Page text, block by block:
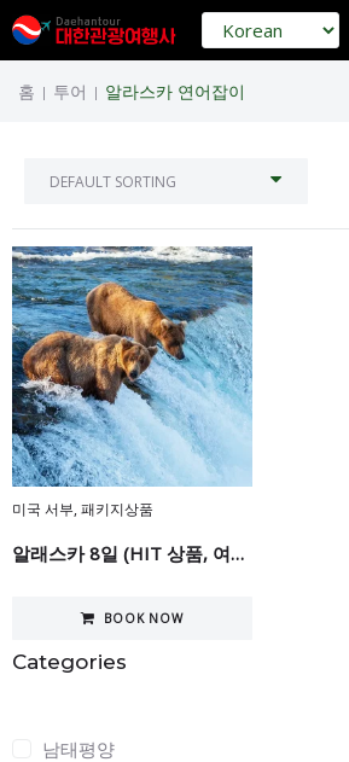
홈 | 투어 | 알라스카 연어잡이
Categories
남태평양
미국 서부,패키지상품
알래스카 8일 (HIT 상품, 여름시즌 한정)
BOOK NOW